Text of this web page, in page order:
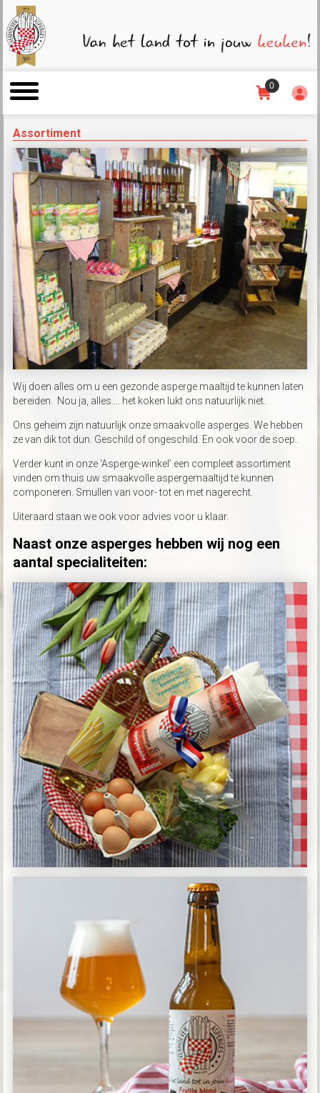
0
Assortiment
Wij doen alles om u een gezonde asperge maaltijd te kunnen laten
bereiden. Nou ja, alles…. het koken lukt ons natuurlijk niet.
Ons geheim zijn natuurlijk onze smaakvolle asperges. We hebben
ze van dik tot dun. Geschild of ongeschild. En ook voor de soep.
Verder kunt in onze ‘Asperge-winkel’ een compleet assortiment
vinden om thuis uw smaakvolle aspergemaaltijd te kunnen
componeren. Smullen van voor- tot en met nagerecht.
Uiteraard staan we ook voor advies voor u klaar.
Naast onze asperges hebben wij nog een
aantal specialiteiten: